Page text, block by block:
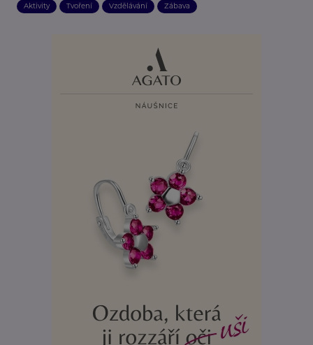
Aktivity Tvoření Vzdělávání Zábava